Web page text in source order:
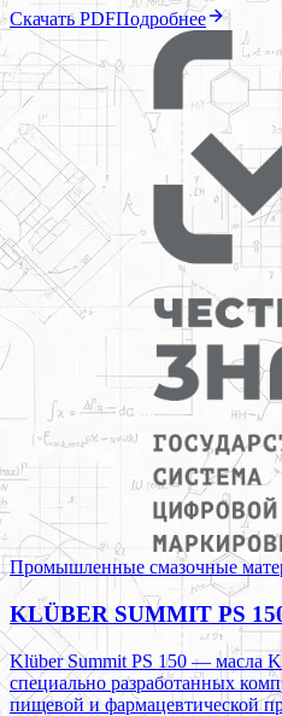
Скачать PDFПодробнее
Промышленные смазочные
KLÜBER SUMMIT PS
Klüber Summit PS 150 — масла
специально разработанных
пищевой и фармацевтической